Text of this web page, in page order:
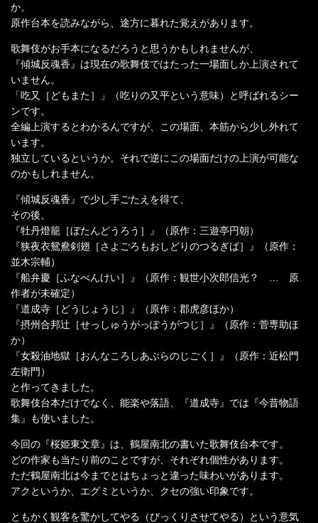
か。
原作台本を読みながら、途方に暮れた覚えがあります。
歌舞伎がお手本になるだろうと思うかもしれませんが、
『傾城反魂香』は現在の歌舞伎ではたった一場面しか上演されて
いません。
「吃又［どもまた］」（吃りの又平という意味）と呼ばれるシー
ンです。
全編上演するとわかるんですが、この場面、本筋から少し外れて
います。
独立しているというか。それで逆にこの場面だけの上演が可能な
のかもしれません。
『傾城反魂香』で少し手ごたえを得て、
その後、
『牡丹燈籠［ぼたんどうろう］』（原作：三遊亭円朝）
『狭夜衣鴛鴦剣翅［さよごろもおしどりのつるぎば］』（原作：
並木宗輔）
『船弁慶［ふなべんけい］』（原作：観世小次郎信光？ … 原
作者が未確定）
『道成寺［どうじょうじ］』（原作：郡虎彦ほか）
『摂州合邦辻［せっしゅうがっぽうがつじ］』（原作：菅専助ほ
か）
『女殺油地獄［おんなころしあぶらのじごく］』（原作：近松門
左衛門）
と作ってきました。
歌舞伎台本だけでなく、能楽や落語、『道成寺』では『今昔物語
集』も使いました。
今回の『桜姫東文章』は、鶴屋南北の書いた歌舞伎台本です。
どの作家も当たり前のことですが、それぞれ個性があります。
ただ鶴屋南北は今までとはちょっと違った味わいがあります。
アクというか、エグミというか、クセの強い印象です。
ともかく観客を驚かしてやる（びっくりさせてやる）という意気